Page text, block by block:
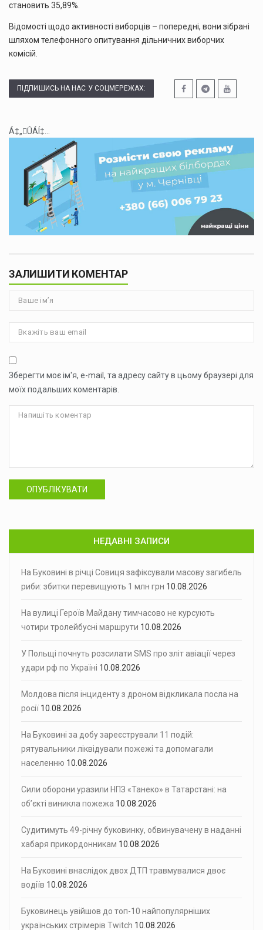
становить 35,89%.
Відомості щодо активності виборців – попередні, вони зібрані
шляхом телефонного опитування дільничних виборчих
комісій.
ПІДПИШИСЬ НА НАС У СОЦМЕРЕЖАХ:
Á‡„ÛÁÍ‡...
ЗАЛИШИТИ КОМЕНТАР
Зберегти моє ім'я, e-mail, та адресу сайту в цьому браузері для
моїх подальших коментарів.
ОПУБЛІКУВАТИ
НЕДАВНІ ЗАПИСИ
На Буковині в річці Совиця зафіксували масову загибель
риби: збитки перевищують 1 млн грн 10.08.2026
На вулиці Героїв Майдану тимчасово не курсують
чотири тролейбусні маршрути 10.08.2026
У Польщі почнуть розсилати SMS про зліт авіації через
удари рф по Україні 10.08.2026
Молдова після інциденту з дроном відкликала посла на
росії 10.08.2026
На Буковині за добу зареєстрували 11 подій:
рятувальники ліквідували пожежі та допомагали
населенню 10.08.2026
Сили оборони уразили НПЗ «Танеко» в Татарстані: на
об’єкті виникла пожежа 10.08.2026
Судитимуть 49-річну буковинку, обвинувачену в наданні
хабаря прикордонникам 10.08.2026
На Буковині внаслідок двох ДТП травмувалися двоє
водіїв 10.08.2026
Буковинець увійшов до топ-10 найпопулярніших
українських стрімерів Twitch 10.08.2026